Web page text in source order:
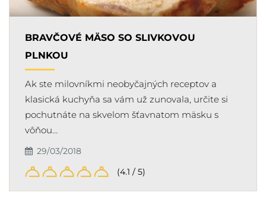
BRAVČOVÉ MÄSO SO SLIVKOVOU
PLNKOU
Ak ste milovníkmi neobyčajných receptov a
klasická kuchyňa sa vám už zunovala, určite si
pochutnáte na skvelom šťavnatom mäsku s
vôňou…
29/03/2018
(4.1 / 5)